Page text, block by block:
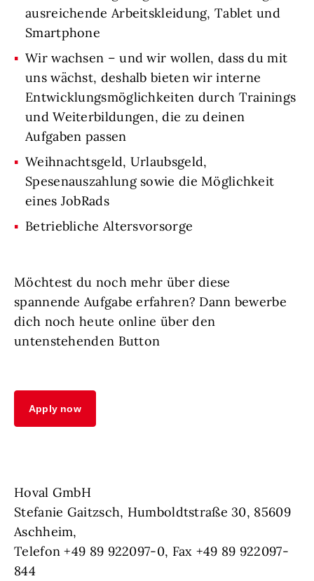
ausreichende Arbeitskleidung, Tablet und
Smartphone
Wir wachsen – und wir wollen, dass du mit
uns wächst, deshalb bieten wir interne
Entwicklungsmöglichkeiten durch Trainings
und Weiterbildungen, die zu deinen
Aufgaben passen
Weihnachtsgeld, Urlaubsgeld,
Spesenauszahlung sowie die Möglichkeit
eines JobRads
Betriebliche Altersvorsorge
Möchtest du noch mehr über diese
spannende Aufgabe erfahren? Dann bewerbe
dich noch heute online über den
untenstehenden Button
Apply now
Hoval GmbH
Stefanie Gaitzsch, Humboldtstraße 30, 85609
Aschheim,
Telefon +49 89 922097-0, Fax +49 89 922097-
844